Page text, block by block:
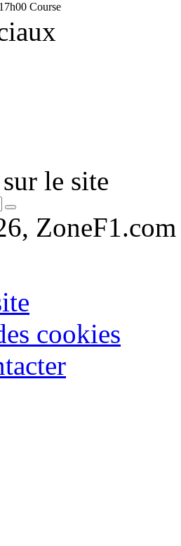
Course
le site
ZoneF1.com
cookies